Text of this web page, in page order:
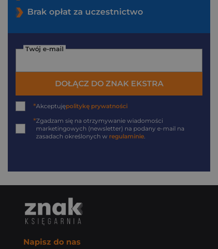
Brak opłat za uczestnictwo
Twój e-mail
DOŁĄCZ DO ZNAK EKSTRA
*Akceptujępolitykę prywatności
*Zgadzam się na otrzymywanie wiadomości
marketingowych (newsletter) na podany e-mail na
zasadach określonych w regulaminie
Napisz do nas